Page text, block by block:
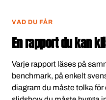
VAD DU FÅR
En rapport du kan
Varje rapport läses på
benchmark, på enkelt
diagram du måste tolka för